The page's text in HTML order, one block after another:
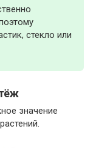
стекло или
значение